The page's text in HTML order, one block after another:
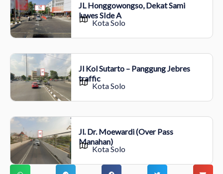
JL Honggowongso, Dekat Sami
luwes SIde A
Kota Solo
Jl Kol Sutarto – Panggung Jebres
traffic
Kota Solo
Jl. Dr. Moewardi (Over Pass
Manahan)
Kota Solo